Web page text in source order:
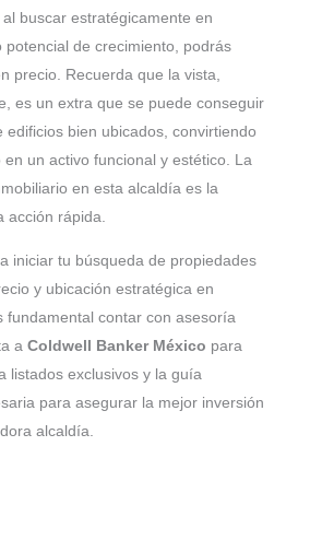
buscar estratégicamente en
potencial de crecimiento, podrás
precio. Recuerda que la vista,
es un extra que se puede conseguir
edificios bien ubicados, convirtiendo
un activo funcional y estético. La
en esta alcaldía es la
acción rápida.
iniciar tu búsqueda de propiedades
y ubicación estratégica en
fundamental contar con asesoría
a Coldwell Banker México para
listados exclusivos y la guía
para asegurar la mejor inversión
alcaldía.